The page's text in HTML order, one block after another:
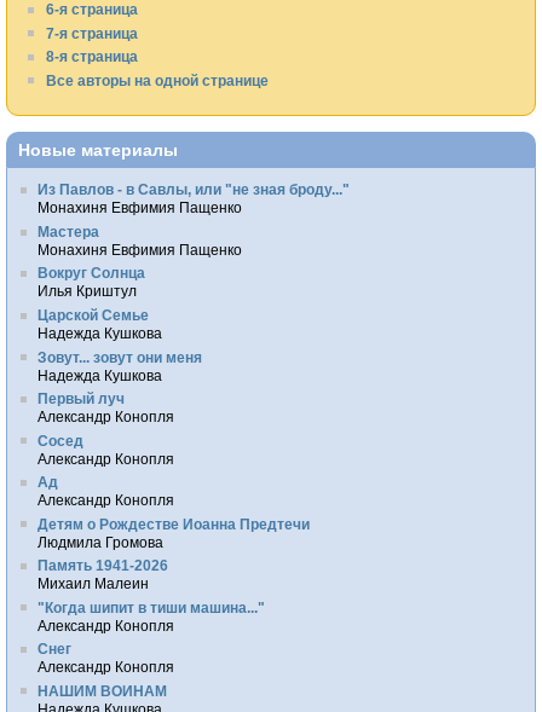
6-я страница
7-я страница
8-я страница
Все авторы на одной странице
Новые материалы
Из Павлов - в Савлы, или "не зная броду..."
Монахиня Евфимия Пащенко
Мастера
Монахиня Евфимия Пащенко
Вокруг Солнца
Илья Криштул
Царской Семье
Надежда Кушкова
Зовут... зовут они меня
Надежда Кушкова
Первый луч
Александр Конопля
Сосед
Александр Конопля
Ад
Александр Конопля
Детям о Рождестве Иоанна Предтечи
Людмила Громова
Память 1941-2026
Михаил Малеин
"Когда шипит в тиши машина..."
Александр Конопля
Снег
Александр Конопля
НАШИМ ВОИНАМ
Надежда Кушкова